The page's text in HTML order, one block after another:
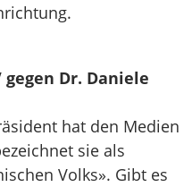
gegen Dr. Daniele
hat den Medien
sie als
Volks». Gibt es